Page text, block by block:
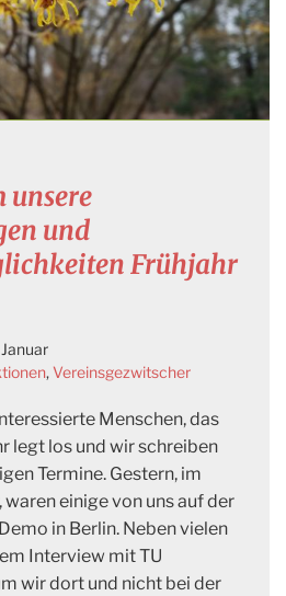
unsere
und
Frühjahr
, Vereinsgezwitscher
Menschen, das
legt los und wir schreiben
Termine. Gestern, im
einige von uns auf der
in Berlin. Neben vielen
Interview mit TU
wir dort und nicht bei der